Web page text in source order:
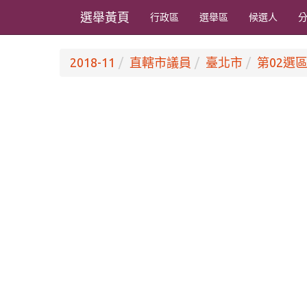
選舉黃頁 行政區 選舉區 候選人
2018-11 直轄市議員 臺北市 第02選